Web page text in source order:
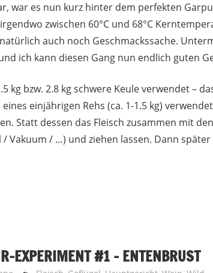
war es nun kurz hinter dem perfekten
zwischen 60°C und 68°C
auch noch Geschmackssache.
ich kann diesen Gang nun endlich guten
kg bzw. 2.8 kg schwere Keule verwendet –
eines einjährigen Rehs (ca. 1-1.5 kg)
Statt dessen das Fleisch zusammen mit
/ Vakuum / …) und ziehen lassen. Dann
EXPERIMENT #1 – ENTENBRUST